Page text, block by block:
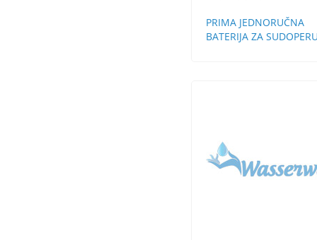
PRIMA JEDNORUČNA
BATERIJA ZA